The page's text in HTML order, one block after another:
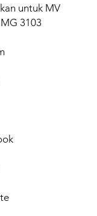
untuk MV
3103